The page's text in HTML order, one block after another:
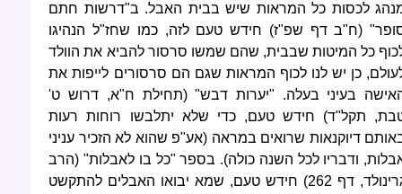
לכסות כל המראות שיש בבית האבל. ב"דרשות חתם
(ח"ב דף שפ"ז) חידש טעם לזה, כמו שחז"ל הנהיגו
כל המיטות שבבית, שהם שמשו סרסור להביא את הוולד
כן יש לנו לכוף המראות שגם הם סרסורים לייפות את
בעיני בעלה. "יערות דבש" (תחילת ח"א, דרוש ט'
תקל"ד) חידש טעם, כדי שלא יתלבשו רוחות רעות
דיוקנאות שרואים במראה (אע"פ שהוא לא הזכיר עניני
ודבריו לכל השנה כולה). בספר "כל בו לאבלות" (הרב
גרינולד, דף 262) חידש טעם, שמא יבואו האבלים להתקשט